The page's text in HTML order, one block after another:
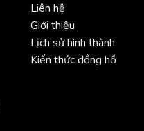
Liên hệ
Giới thiệu
Lịch sử hình thành
Kiến thức đồng hồ